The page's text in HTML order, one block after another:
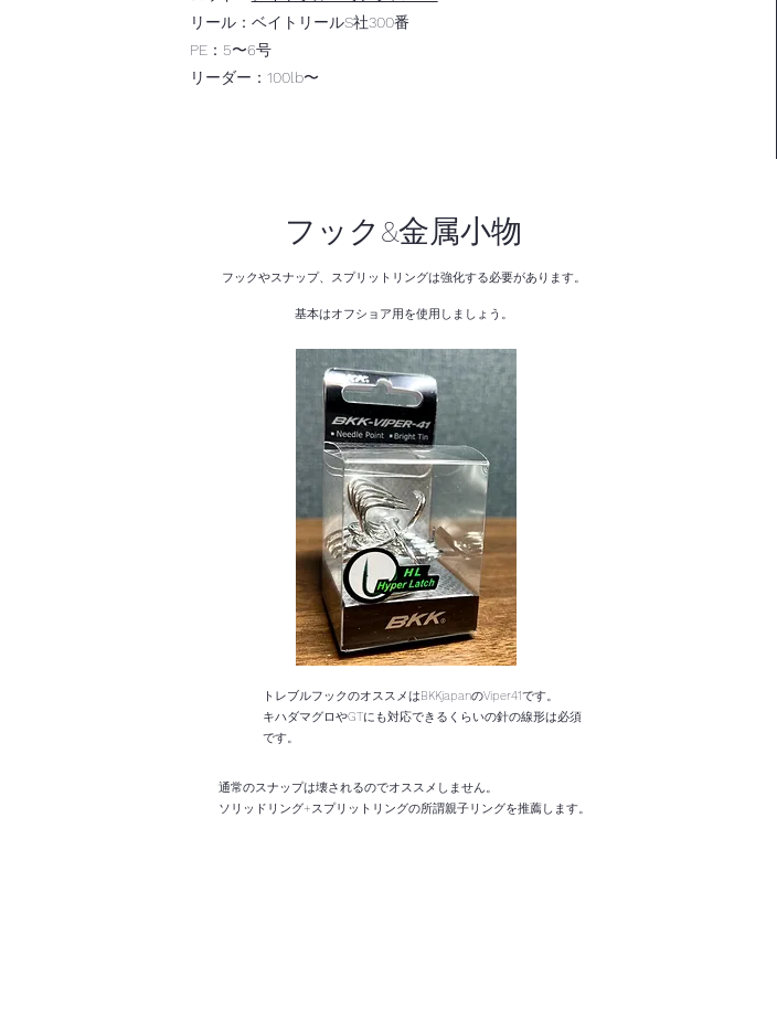
リール： ベイトリールS社300番
PE：5〜6号
​リーダー：100lb〜
​フック&金属小物
フックやスナップ、スプリットリングは強化する必要があります。
​基本はオフショア用を使用しましょう。
トレブルフックのオススメはBKKjapanのViper41です。
​キハダマグロやGTにも対応できるくらいの針の線形は必須
です。
通常のスナップは壊されるのでオススメしません。
ソリッドリング+スプリットリングの所謂親子リングを推薦します。